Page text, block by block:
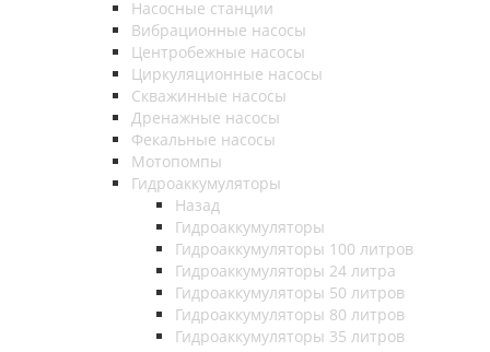
Насосные станции
Вибрационные насосы
Центробежные насосы
Циркуляционные насосы
Скважинные насосы
Дренажные насосы
Фекальные насосы
Мотопомпы
Гидроаккумуляторы
Назад
Гидроаккумуляторы
Гидроаккумуляторы 100 литров
Гидроаккумуляторы 24 литра
Гидроаккумуляторы 50 литров
Гидроаккумуляторы 80 литров
Гидроаккумуляторы 35 литров